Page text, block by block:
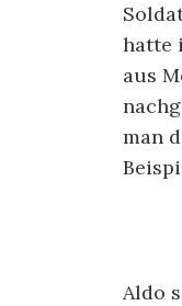
hatte
aus
man
Aldo